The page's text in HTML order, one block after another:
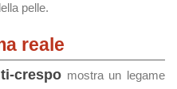
pelle.
reale
crespomostra un legame